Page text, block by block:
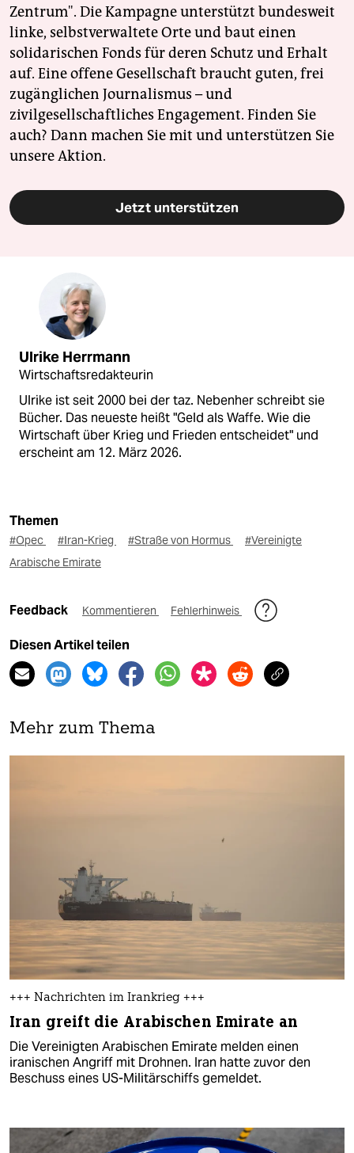
Zentrum". Die Kampagne unterstützt bundesweit
linke, selbstverwaltete Orte und baut einen
solidarischen Fonds für deren Schutz und Erhalt
auf. Eine offene Gesellschaft braucht guten, frei
zugänglichen Journalismus – und
zivilgesellschaftliches Engagement. Finden Sie
auch? Dann machen Sie mit und unterstützen Sie
unsere Aktion.
Jetzt unterstützen
Ulrike Herrmann
Wirtschaftsredakteurin
Ulrike ist seit 2000 bei der taz. Nebenher schreibt sie
Bücher. Das neueste heißt "Geld als Waffe. Wie die
Wirtschaft über Krieg und Frieden entscheidet" und
erscheint am 12. März 2026.
Themen
#Opec #Iran-Krieg #Straße von Hormus
#Vereinigte
Arabische Emirate
Feedback Kommentieren Fehlerhinweis
Diesen Artikel teilen
Mehr zum Thema
+++ Nachrichten im Irankrieg +++
Iran greift die Arabischen Emirate an
Die Vereinigten Arabischen Emirate melden einen
iranischen Angriff mit Drohnen. Iran hatte zuvor den
Beschuss eines US-Militärschiffs gemeldet.